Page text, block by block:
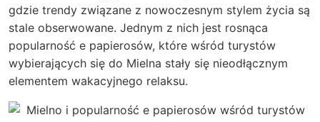
gdzie trendy związane z nowoczesnym stylem życia są
stale obserwowane. Jednym z nich jest rosnąca
popularność e papierosów, które wśród turystów
wybierających się do Mielna stały się nieodłącznym
elementem wakacyjnego relaksu.